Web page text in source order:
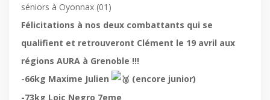
séniors à Oyonnax (01)
Félicitations à nos deux combattants qui se
qualifient et retrouveront Clément le 19 avril aux
régions AURA à Grenoble !!!
-66kg Maxime Julien
(encore junior)
-73kg Loic Negro 7eme